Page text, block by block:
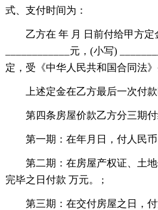
式、支付时间为：
乙方在 年 月 日前付给甲方
____________元，(小写)
定，受《中华人民共和国合同法》
上述定金在乙方最后一次付款
第四条房屋价款乙方分三期付
第一期：在年月日，付人民
第二期：在房屋产权证、土
完毕之日付款 万元。 ;
第三期：在交付房屋之日，付